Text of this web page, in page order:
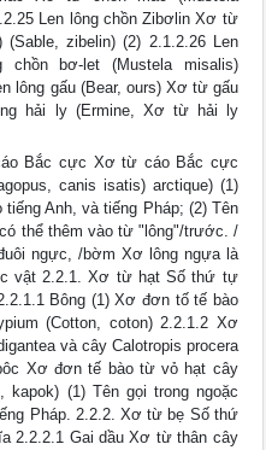
Len lông chồn Zibơlin Xơ từ
(Sable, zibelin) (2) 2.1.2.26 Len
bơ-let (Mustela misalis)
lông gấu (Bear, ours) Xơ từ gấu
hải ly (Ermine, Xơ từ hải ly
Bắc cực Xơ từ cáo Bắc cực
canis isatis) arctique) (1)
Anh, và tiếng Pháp; (2) Tên
thể thêm vào từ "lông"/trước. /
ngực, /bờm Xơ lông ngựa là
vật 2.2.1. Xơ từ hạt Số thứ tự
Bông (1) Xơ đơn tố tế bào
(Cotton, coton) 2.2.1.2 Xơ
và cây Calotropis procera
Xơ đơn tế bào từ vỏ hạt cây
kapok) (1) Tên gọi trong ngoặc
Pháp. 2.2.2. Xơ từ bẹ Số thứ
2.2.2.1 Gai dầu Xơ từ thân cây